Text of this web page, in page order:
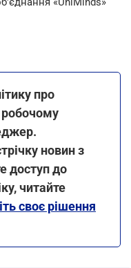
про
робочому
новин з
доступ до
читайте
своє рішення